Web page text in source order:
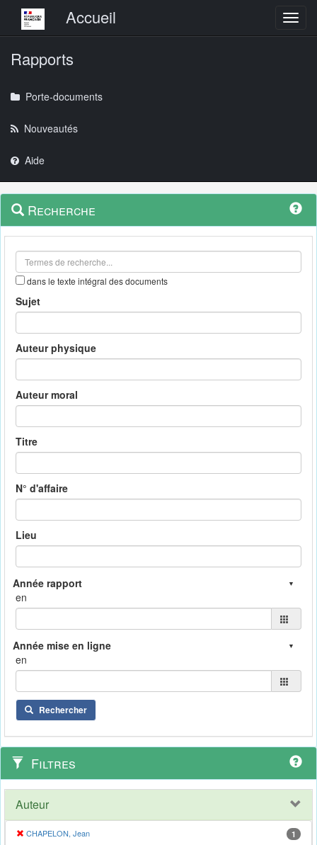
Menu principalAccueil
Rapports
Porte-documents
Nouveautés
Aide
Navigation
outils
Menu
contextuel
Recherche
dans le texte intégral des documents
Sujet
Auteur physique
Auteur moral
Titre
N° d'affaire
Lieu
en
en
Rechercher
Filtres
Auteur
CHAPELON, Jean 1